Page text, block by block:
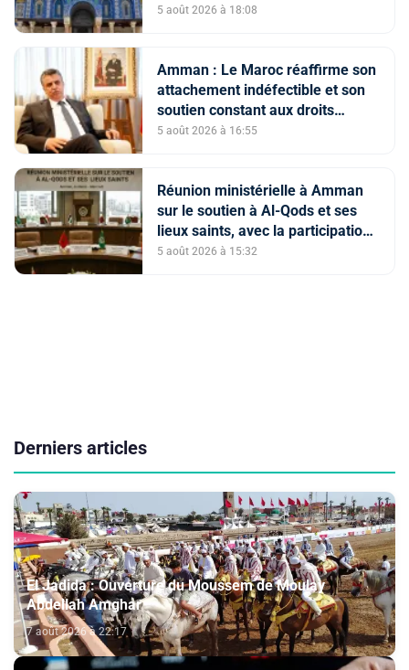
du rôle du Comité Al Qods
5 août 2026 à 18:08
Amman : Le Maroc réaffirme son
attachement indéfectible et son
soutien constant aux droits
légitimes du peuple palestinien
5 août 2026 à 16:55
Réunion ministérielle à Amman
sur le soutien à Al-Qods et ses
lieux saints, avec la participation
du Maroc
5 août 2026 à 15:32
Derniers articles
El Jadida : Ouverture du Moussem de Moulay
Abdellah Amghar
7 août 2026 à 22:17